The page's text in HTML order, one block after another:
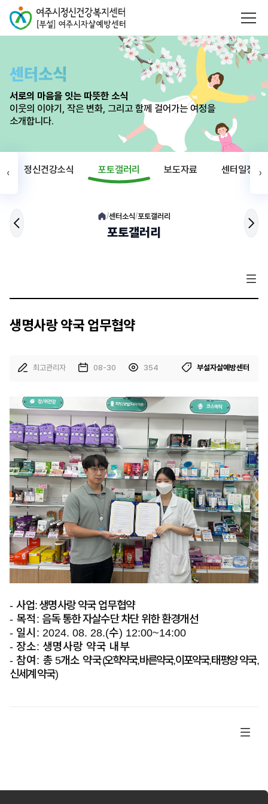
센터소식
서로의 마음을 잇는 따뜻한 소식
이웃의 이야기, 작은 변화, 그리고 함께 걸어가는 여정을
소개합니다.
‹ 정신건강소식 포토갤러리 보도자료 센터일정 ›
/센터소식/포토갤러리
포토갤러리
생명사랑 약국 업무협약
최고관리자 08-30 354 부설자살예방센터
- 사업: 생명사랑 약국 업무협약
- 목적 : 음독 통한 자살수단 차단 위한 환경개선
- 일시 : 2024. 08. 28.(수) 12:00~14:00
- 장소: 생명사랑 약국 내부
- 참여 : 총 5개소 약국(오학약국,바른약국,이포약국,태평양 약국,
신세계 약국)